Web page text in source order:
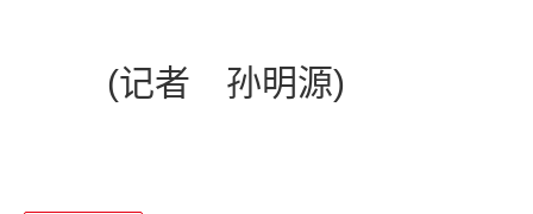
(记者 孙明源)